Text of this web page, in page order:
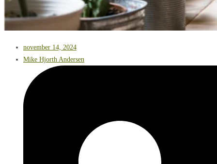
november 14, 2024
Mike Hjorth Andersen